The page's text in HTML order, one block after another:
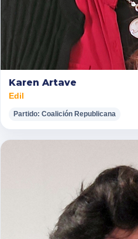
Karen Artave
Edil
Partido: Coalición Republicana